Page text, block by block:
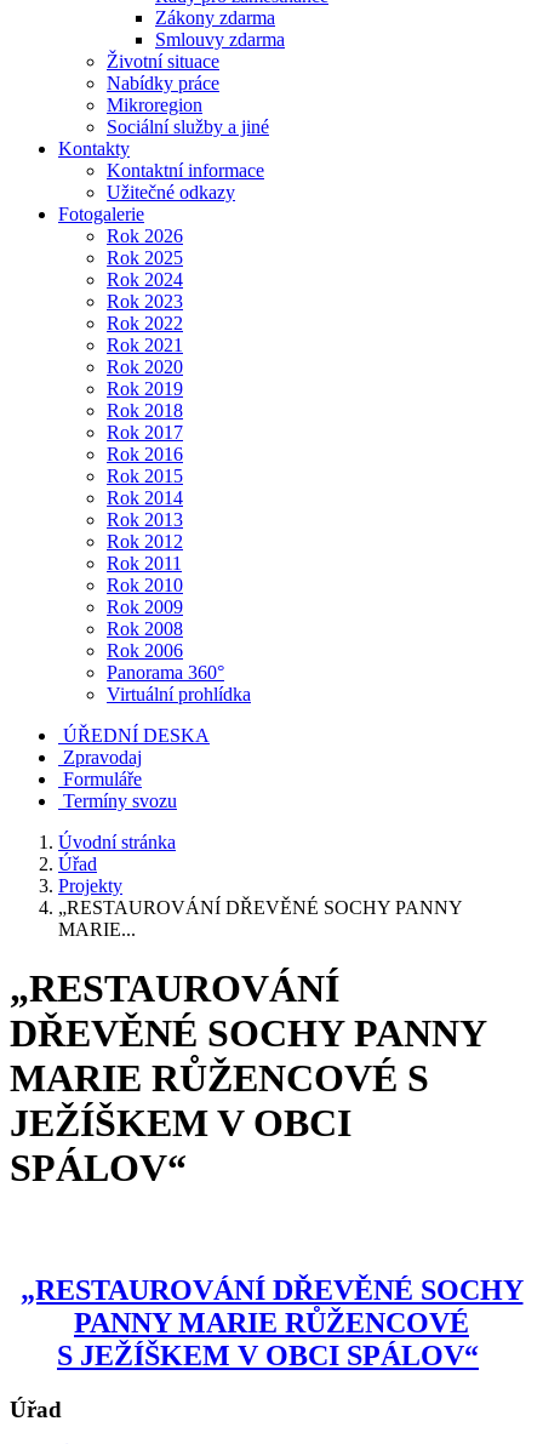
Zákony zdarma
Smlouvy zdarma
Životní situace
Nabídky práce
Mikroregion
Sociální služby a jiné
Kontakty
Kontaktní informace
Užitečné odkazy
Fotogalerie
Rok 2026
Rok 2025
Rok 2024
Rok 2023
Rok 2022
Rok 2021
Rok 2020
Rok 2019
Rok 2018
Rok 2017
Rok 2016
Rok 2015
Rok 2014
Rok 2013
Rok 2012
Rok 2011
Rok 2010
Rok 2009
Rok 2008
Rok 2006
Panorama 360°
Virtuální prohlídka
ÚŘEDNÍ DESKA
Zpravodaj
Formuláře
Termíny svozu
Úvodní stránka
Úřad
Projekty
„RESTAUROVÁNÍ DŘEVĚNÉ SOCHY PANNY
MARIE...
„RESTAUROVÁNÍ
DŘEVĚNÉ SOCHY PANNY
MARIE RŮŽENCOVÉ S
JEŽÍŠKEM V OBCI
SPÁLOV“
„RESTAUROVÁNÍ DŘEVĚNÉ SOCHY
PANNY MARIE RŮŽENCOVÉ
S JEŽÍŠKEM V OBCI SPÁLOV“
Úřad